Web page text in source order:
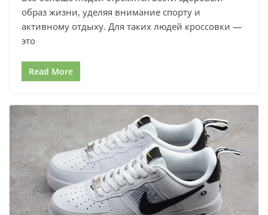
образ жизни, уделяя внимание спорту и
активному отдыху. Для таких людей кроссовки —
это
Read More